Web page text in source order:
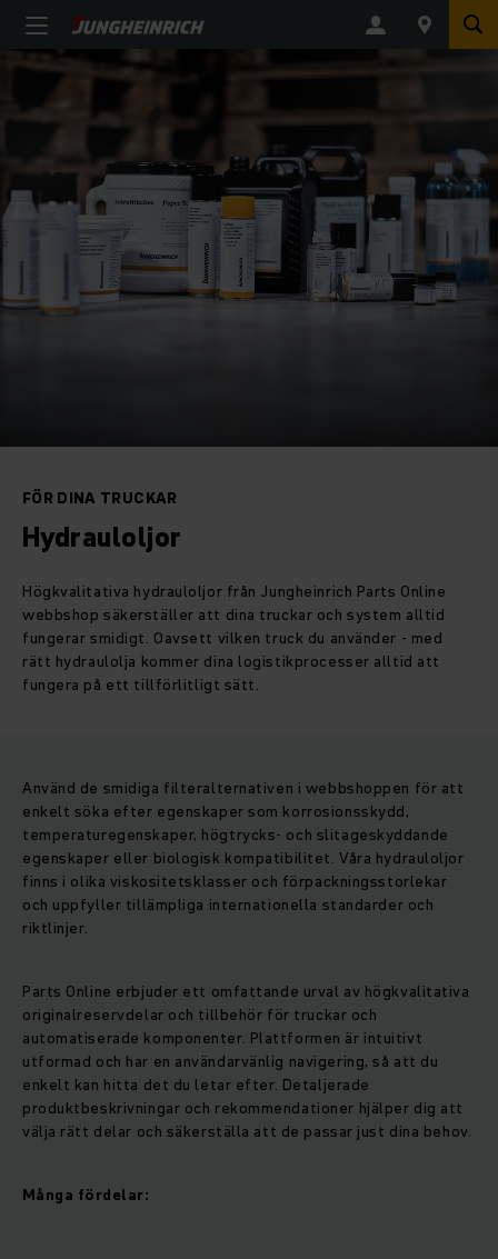
FÖR DINA TRUCKAR
Hydrauloljor
Högkvalitativa hydrauloljor från Jungheinrich Parts Online
webbshop säkerställer att dina truckar och system alltid
fungerar smidigt. Oavsett vilken truck du använder - med
rätt hydraulolja kommer dina logistikprocesser alltid att
fungera på ett tillförlitligt sätt.
Använd de smidiga filteralternativen i webbshoppen för att
enkelt söka efter egenskaper som korrosionsskydd,
temperaturegenskaper, högtrycks- och slitageskyddande
egenskaper eller biologisk kompatibilitet. Våra hydrauloljor
finns i olika viskositetsklasser och förpackningsstorlekar
och uppfyller tillämpliga internationella standarder och
riktlinjer.
Parts Online erbjuder ett omfattande urval av högkvalitativa
originalreservdelar och tillbehör för truckar och
automatiserade komponenter. Plattformen är intuitivt
utformad och har en användarvänlig navigering, så att du
enkelt kan hitta det du letar efter. Detaljerade
produktbeskrivningar och rekommendationer hjälper dig att
välja rätt delar och säkerställa att de passar just dina behov.
Många fördelar: